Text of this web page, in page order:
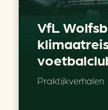
VfL
Praktijkverhalen